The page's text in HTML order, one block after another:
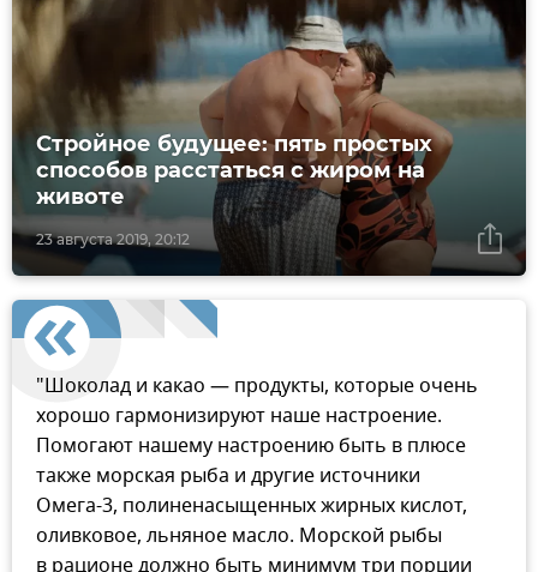
23 августа 2019, 20:12
Стройное будущее: пять простых
способов расстаться с жиром на
животе
"Шоколад и какао — продукты, которые очень
хорошо гармонизируют наше настроение.
Помогают нашему настроению быть в плюсе
также морская рыба и другие источники
Омега-3, полиненасыщенных жирных кислот,
оливковое, льняное масло. Морской рыбы
в рационе должно быть минимум три порции